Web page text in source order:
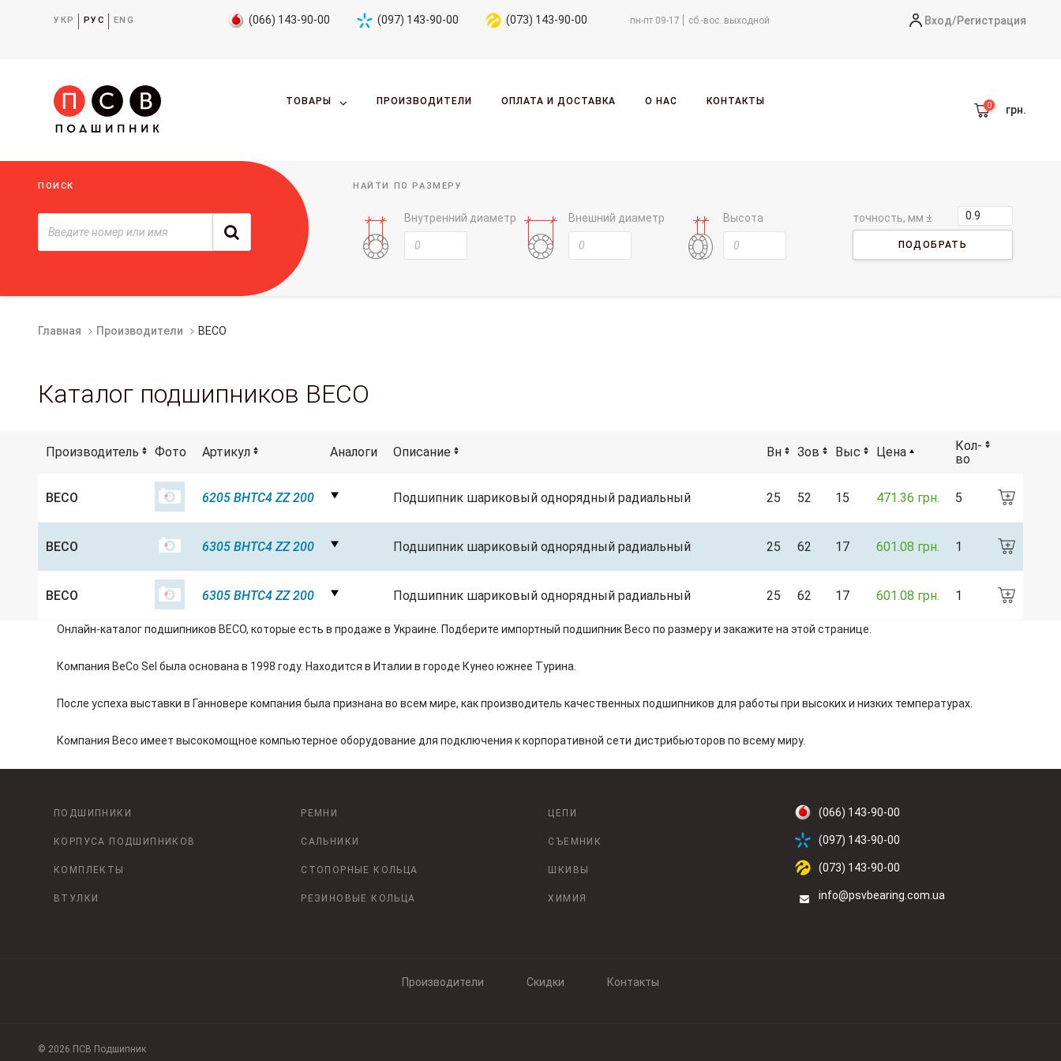
УКР РУС ENG пн-пт 09-17 сб.-вос. выходной
(066) 143-90-00 (097) 143-90-00 (073) 143-90-00 Вход/Регистрация
ТОВАРЫ ПРОИЗВОДИТЕЛИ ОПЛАТА И ДОСТАВКА О НАС КОНТАКТЫ
грн.
ПОИСК НАЙТИ ПО РАЗМЕРУ
Внутренний диаметр Внешний диаметр Высота точность, мм ±
ПОДОБРАТЬ
Главная Производители BECO
Каталог подшипников BECO
Производитель Фото Артикул Аналоги Описание Вн Зов Выс Цена
Кол-
во
BECO 6205 BHTC4 ZZ 200 Подшипник шариковый однорядный радиальный 25 52 15 471.36 грн. 5
BECO 6305 BHTC4 ZZ 200 Подшипник шариковый однорядный радиальный 25 62 17 601.08 грн. 1
BECO 6305 BHTC4 ZZ 200 Подшипник шариковый однорядный радиальный 25 62 17 601.08 грн. 1
Онлайн-каталог подшипников BECO, которые есть в продаже в Украине. Подберите импортный подшипник Beco по размеру и закажите на этой странице.
Компания BeCo Sel была основана в 1998 году. Находится в Италии в городе Кунео южнее Турина.
После успеха выставки в Ганновере компания была признана во всем мире, как производитель качественных подшипников для работы при высоких и низких температурах.
Компания Beco имеет высокомощное компьютерное оборудование для подключения к корпоративной сети дистрибьюторов по всему миру.
ПОДШИПНИКИ
КОРПУСА ПОДШИПНИКОВ
КОМПЛЕКТЫ
ВТУЛКИ
РЕМНИ
САЛЬНИКИ
СТОПОРНЫЕ КОЛЬЦА
РЕЗИНОВЫЕ КОЛЬЦА
ЦЕПИ
СЪЕМНИК
ШКИВЫ
ХИМИЯ
(066) 143-90-00
(097) 143-90-00
(073) 143-90-00
info@psvbearing.com.ua
Производители Скидки Контакты
© 2026 ПСВ Подшипник